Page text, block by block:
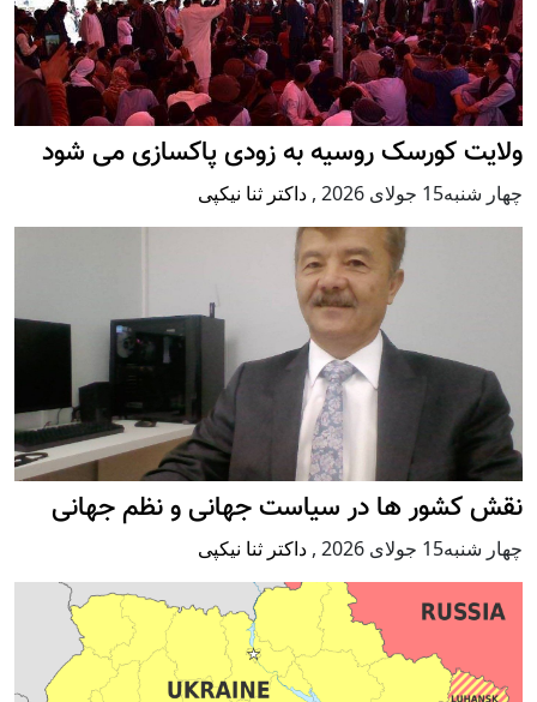
ولایت کورسک روسیه به زودی پاکسازی می شود
چهار شنبه15 جولای 2026 , داکتر ثنا نیکپی
نقش کشور ها در سیاست جهانی و نظم جهانی
چهار شنبه15 جولای 2026 , داکتر ثنا نیکپی